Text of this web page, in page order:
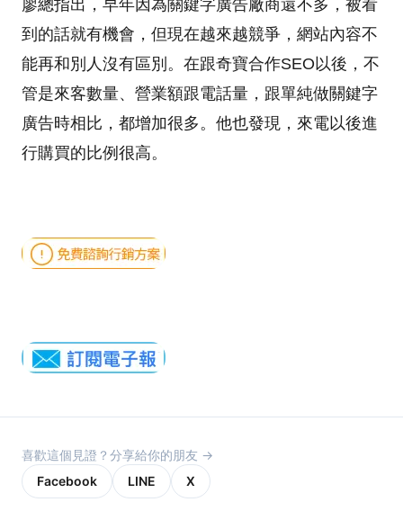
廖總指出，早年因為關鍵字廣告廠商還不多，被看
到的話就有機會，但現在越來越競爭，網站內容不
能再和別人沒有區別。在跟奇寶合作SEO以後，不
管是來客數量、營業額跟電話量，跟單純做關鍵字
廣告時相比，都增加很多。他也發現，來電以後進
行購買的比例很高。
喜歡這個見證？分享給你的朋友 →
Facebook
LINE X